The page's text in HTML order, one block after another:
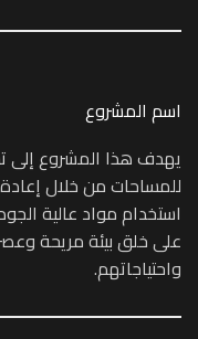
اسم المشروع
يهدف هذا المشروع إلى
للمساحات من خلال
استخدام مواد عالية
على خلق بيئة مريحة
واحتياجاتهم.